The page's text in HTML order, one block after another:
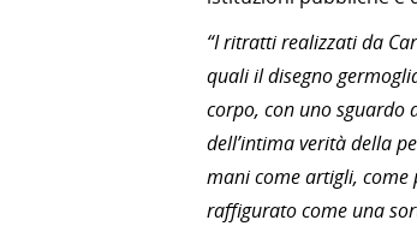
“I ritratti realizzati da
quali il disegno
corpo, con uno sguardo
dell’intima verità della
mani come artigli, come
raffigurato come una